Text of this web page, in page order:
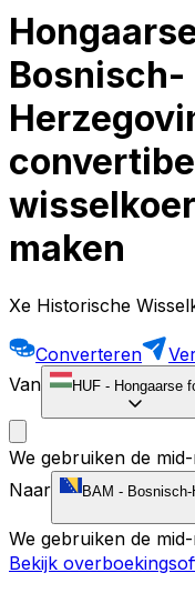
Bosnisch-
maken
Xe Historische
Converteren
Van
HUF - Hongaarse
We gebruiken de
Naar
BAM -
We gebruiken de
Bekijk